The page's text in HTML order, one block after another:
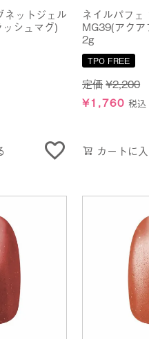
ネットジェル
シュマグ)
ネイルパフェ
MG39(アク
2g
TPO FREE
定価¥2,200
¥1,760 税込
カートに